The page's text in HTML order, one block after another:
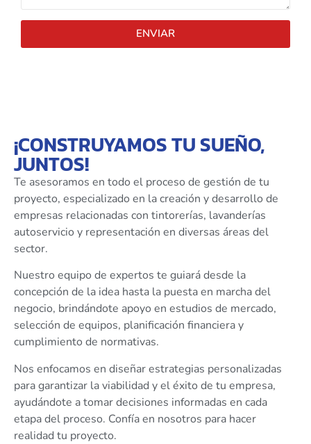
ENVIAR
¡CONSTRUYAMOS TU SUEÑO,
JUNTOS!
Te asesoramos en todo el proceso de gestión de tu
proyecto, especializado en la creación y desarrollo de
empresas relacionadas con tintorerías, lavanderías
autoservicio y representación en diversas áreas del
sector.
Nuestro equipo de expertos te guiará desde la
concepción de la idea hasta la puesta en marcha del
negocio, brindándote apoyo en estudios de mercado,
selección de equipos, planificación financiera y
cumplimiento de normativas.
Nos enfocamos en diseñar estrategias personalizadas
para garantizar la viabilidad y el éxito de tu empresa,
ayudándote a tomar decisiones informadas en cada
etapa del proceso. Confía en nosotros para hacer
realidad tu proyecto.